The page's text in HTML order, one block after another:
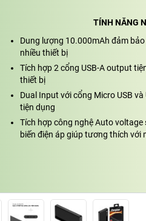
TÍNH NĂNG
Dung lượng 10.000mAh đảm
nhiều thiết bị
Tích hợp 2 cổng USB-A output
thiết bị
Dual Input với cổng Micro USB
tiện dụng
Tích hợp công nghệ Auto voltage
biến điện áp giúp tương thích với